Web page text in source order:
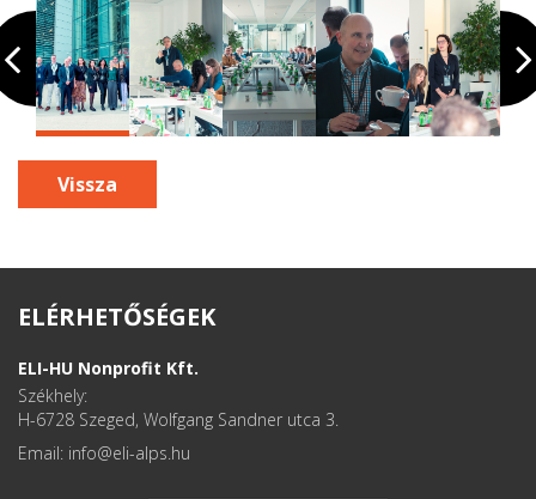
Vissza
ELÉRHETŐSÉGEK
ELI-HU Nonprofit Kft.
Székhely:
H-6728 Szeged, Wolfgang Sandner utca 3.
Email: info